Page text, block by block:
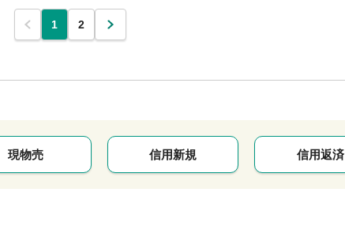
1 2
現物売 信用新規 信用返済